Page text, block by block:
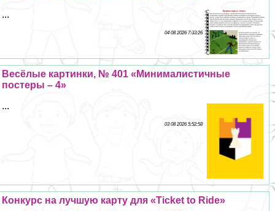
...
04 08 2026 7:33:26
Весёлые картинки, № 401 «Минималистичные
постеры – 4»
...
03 08 2026 5:52:58
Конкурс на лучшую карту для «Ticket to Ride»